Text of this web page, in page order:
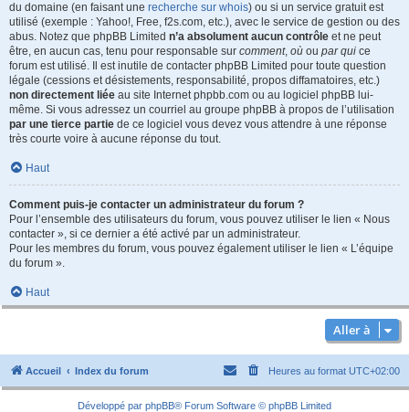
du domaine (en faisant une recherche sur whois) ou si un service gratuit est
utilisé (exemple : Yahoo!, Free, f2s.com, etc.), avec le service de gestion ou des
abus. Notez que phpBB Limited n’a absolument aucun contrôle et ne peut
être, en aucun cas, tenu pour responsable sur comment, où ou par qui ce
forum est utilisé. Il est inutile de contacter phpBB Limited pour toute question
légale (cessions et désistements, responsabilité, propos diffamatoires, etc.)
non directement liée au site Internet phpbb.com ou au logiciel phpBB lui-
même. Si vous adressez un courriel au groupe phpBB à propos de l’utilisation
par une tierce partie de ce logiciel vous devez vous attendre à une réponse
très courte voire à aucune réponse du tout.
Haut
Comment puis-je contacter un administrateur du forum ?
Pour l’ensemble des utilisateurs du forum, vous pouvez utiliser le lien « Nous
contacter », si ce dernier a été activé par un administrateur.
Pour les membres du forum, vous pouvez également utiliser le lien « L’équipe
du forum ».
Haut
Aller à
Accueil Index du forum Heures au format UTC+02:00
Développé par phpBB® Forum Software © phpBB Limited